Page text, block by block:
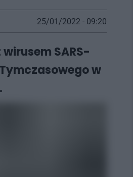
25/01/2022 - 09:20
SARS-
w